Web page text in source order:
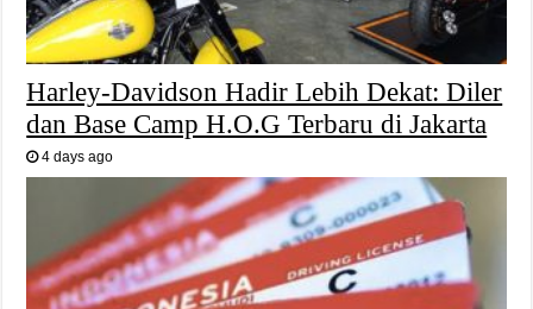
Harley-Davidson Hadir Lebih Dekat: Diler
dan Base Camp H.O.G Terbaru di Jakarta
4 days ago